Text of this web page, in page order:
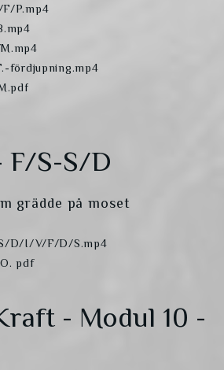
P.mp4
fördjupning.mp4
F/S-S/D
grädde på moset
D/I/V/F/D/S.mp4
pdf
- Modul 10 -